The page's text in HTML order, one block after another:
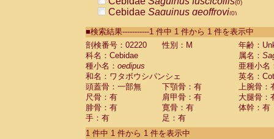
(0)
Cebidae Saguinus geoffroyi(0)
CebidaeSaguinus labiatus(0)
Cebidae Saguinus leucopus (0)
Cebidae
Cebidae
CebidaeSaguinus nigricollis (0)
Cebidae Saguinus oedipus
Cebidae Saguinus weddelli
Cebidae Saguinusspp.
Cebidae Aotus trivirgatus
Cebidae Cebus albifrons
■検索結果-----------1 件中 1 件から 1 件を表示中
剖検番号：02220
性別：M
年齢：
科名：Cebidae
属名：
種小名： oedipus
亜種小名
和名：ワタボウシパンシェ
英名：
頭蓋骨：一部無
下顎骨：有
上腕骨：
尺骨：有
肩甲骨：有
大腿骨：
腓骨：有
寛骨：有
体幹：有
手：有
足：有
1 件中 1 件から 1 件を表示中